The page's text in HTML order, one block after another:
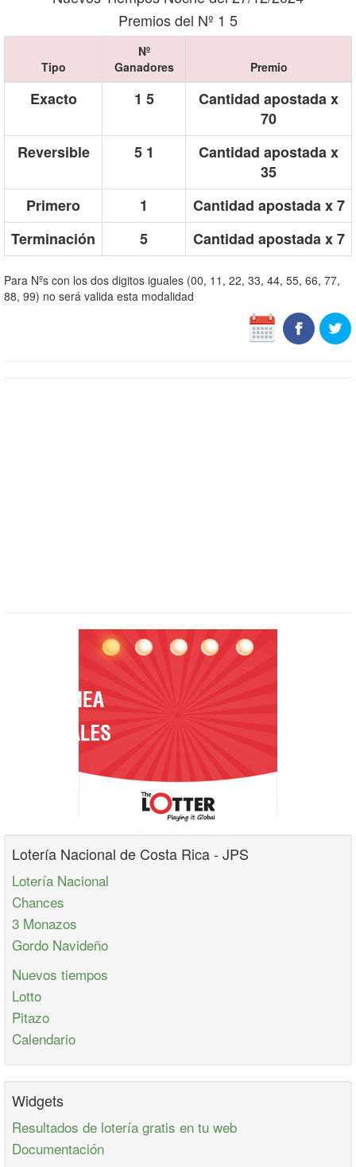
Premios del Nº 1 5
Tipo
Nº
Ganadores
Premio
Exacto 1 5
Cantidad apostada x
70
Reversible
5 1
Cantidad apostada x
35
Primero
1
Cantidad apostada x 7
Terminación
5 Cantidad apostada x 7
Para Nºs con los dos digitos iguales (00, 11, 22, 33, 44, 55, 66, 77,
88, 99) no será valida esta modalidad
Lotería Nacional de Costa Rica - JPS
Lotería Nacional
Chances
3 Monazos
Gordo Navideño
Nuevos tiempos
Lotto
Pitazo
Calendario
Widgets
Resultados de lotería gratis en tu web
Documentación